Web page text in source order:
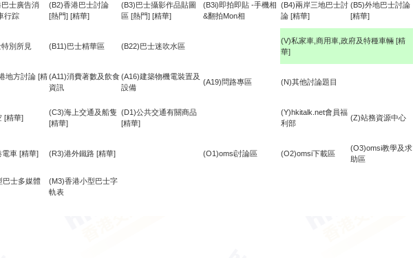
士廣告消
行踪
(B2)香港巴士討論
[熱門] [精華]
(B3)巴士攝影作品貼圖
區 [熱門] [精華]
(B3i)即拍即貼 -手機相
&翻拍Mon相
(B4)兩岸三地巴士討
論 [精華]
(B5)外地巴士討論
[精華]
別所見 (B11)巴士精華區 (B22)巴士迷吹水區
(V)私家車,商用車,政府及特種車輛 [精
華]
地方討論 [精(A11)消費著數及飲食
資訊
(A16)建築物機電裝置及
設備
(A19)問路專區 (N)其他討論題目
[精華]
(C3)海上交通及船隻
[精華]
(D1)公共交通有關商品
[精華]
(Y)hkitalk.net會員福
利部
(Z)站務資源中心
電車 [精華] (R3)港外鐵路 [精華] (O1)omsi討論區 (O2)omsi下載區
(O3)omsi教學及求
助區
巴士多媒體
(M3)香港小型巴士字
軌表